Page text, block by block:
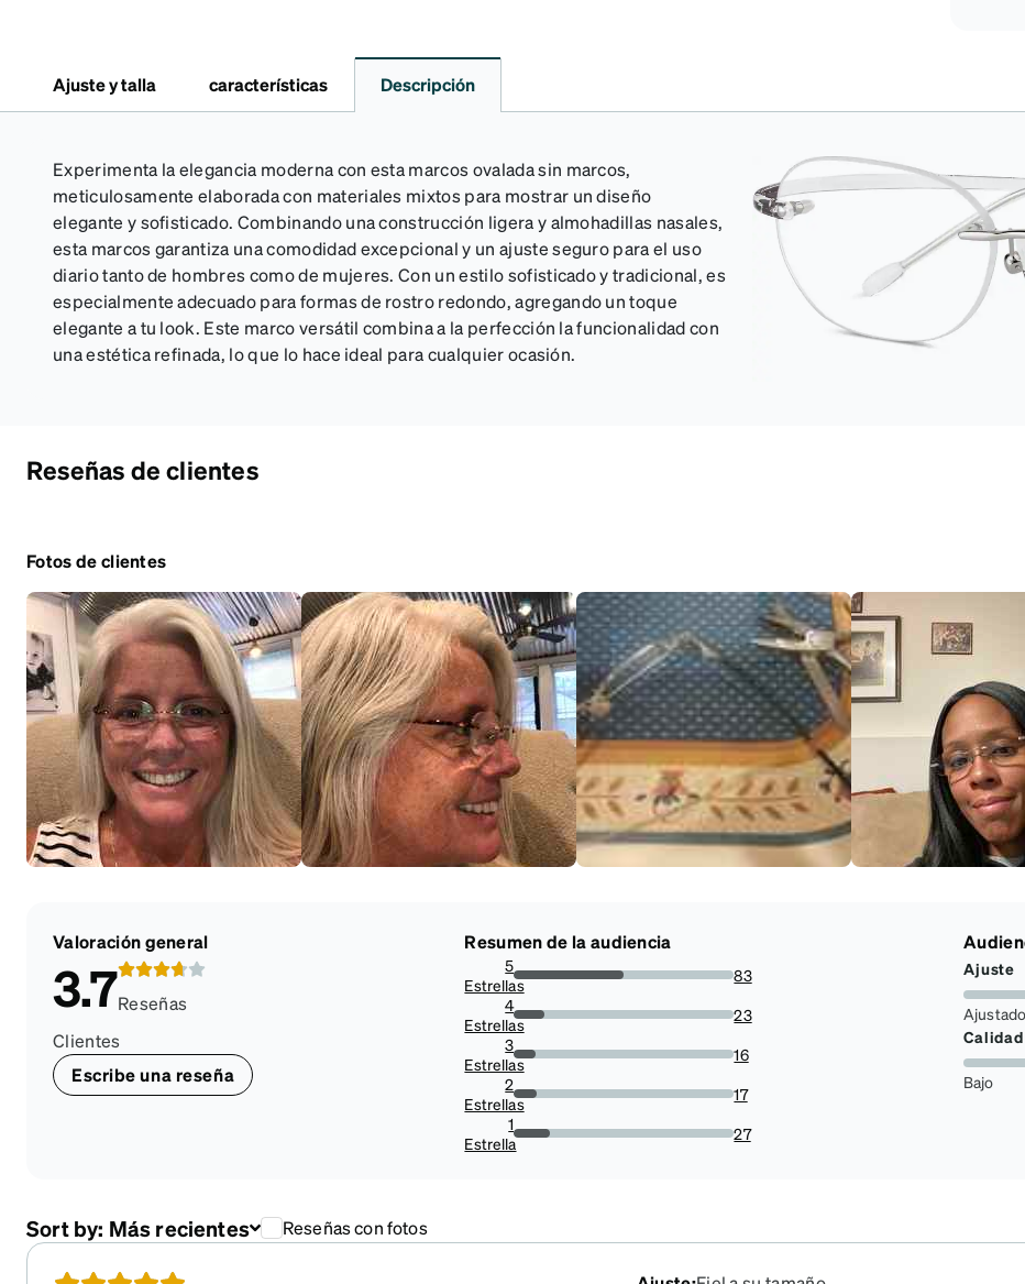
Ajuste y talla características Descripción
Experimenta la elegancia moderna con esta marcos ovalada sin marcos,
meticulosamente elaborada con materiales mixtos para mostrar un diseño
elegante y sofisticado. Combinando una construcción ligera y almohadillas nasales,
esta marcos garantiza una comodidad excepcional y un ajuste seguro para el uso
diario tanto de hombres como de mujeres. Con un estilo sofisticado y tradicional, es
especialmente adecuado para formas de rostro redondo, agregando un toque
elegante a tu look. Este marco versátil combina a la perfección la funcionalidad con
una estética refinada, lo que lo hace ideal para cualquier ocasión.
Reseñas de clientes
Fotos de clientes
Valoración general
3.7Reseñas
Clientes
Escribe una reseña
Resumen de la audiencia
5
Estrellas
50%
83
4
Estrellas13.855421686746988%
23
3
Estrellas9.63855421686747%
16
2
Estrellas10.240963855421686%
17
1
Estrella16.265060240963855%
27
Ajuste
Ajustado
Calidad
Bajo
Sort by: Más recientes Reseñas con fotos